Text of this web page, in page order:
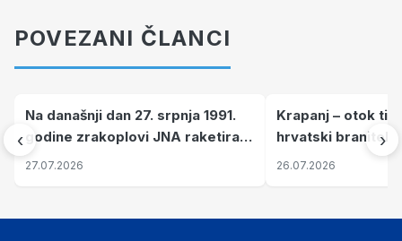
POVEZANI ČLANCI
‹
Na današnji dan 27. srpnja 1991.
godine zrakoplovi JNA raketirali
su vojarnu i obučni centar "Nikola
27.07.2026
Krapanj – otok
hrvatski branitelji
pronalaze mir
26.07.2026
›